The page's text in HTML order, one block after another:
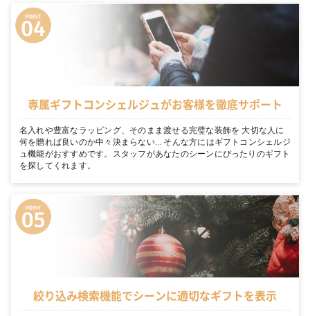
専属ギフトコンシェルジュがお客様を徹底サポート
名入れや豊富なラッピング、そのまま渡せる完璧な装飾を 大切な人に
何を贈れば良いのか中々決まらない… そんな方にはギフトコンシェルジ
ュ機能がおすすめです。スタッフがあなたのシーンにぴったりのギフト
を探してくれます。
絞り込み検索機能でシーンに適切なギフトを表示